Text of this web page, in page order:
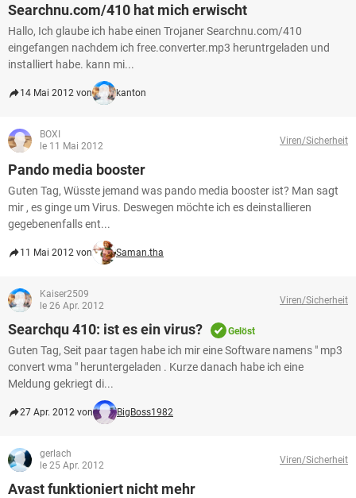
Searchnu.com/410 hat mich erwischt
Hallo, Ich glaube ich habe einen Trojaner Searchnu.com/410
eingefangen nachdem ich free.converter.mp3 heruntrgeladen und
installiert habe. kann mi...
14 Mai 2012 von kanton
BOXI
le 11 Mai 2012
Viren/Sicherheit
Pando media booster
Guten Tag, Wüsste jemand was pando media booster ist? Man sagt
mir , es ginge um Virus. Deswegen möchte ich es deinstallieren
gegebenenfalls ent...
11 Mai 2012 von Saman.tha
Kaiser2509
le 26 Apr. 2012
Viren/Sicherheit
Searchqu 410: ist es ein virus? Gelöst
Guten Tag, Seit paar tagen habe ich mir eine Software namens " mp3
convert wma " heruntergeladen . Kurze danach habe ich eine
Meldung gekriegt di...
27 Apr. 2012 von BigBoss1982
gerlach
le 25 Apr. 2012
Viren/Sicherheit
Avast funktioniert nicht mehr